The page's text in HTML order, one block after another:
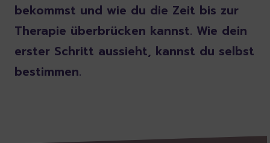
bekommst und wie du die Zeit bis zur
Therapie überbrücken kannst. Wie dein
erster Schritt aussieht, kannst du selbst
bestimmen.